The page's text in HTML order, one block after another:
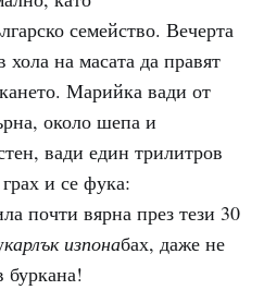
семейство. Вечерта
на масата да правят
Марийка вади от
около шепа и
вади един трилитров
и се фука:
почти вярна през тези 30
карлък изпонабах, даже не
буркана!